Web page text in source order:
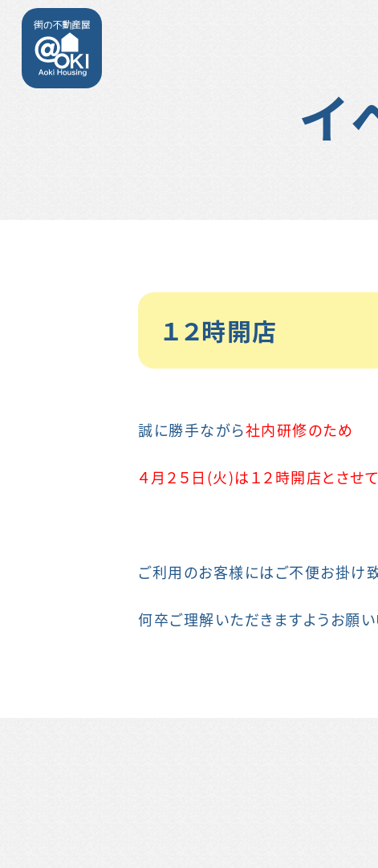
イ
１２時開店
誠に勝手ながら社内研修のため
４月２５日(火)は１２時開店とさせ
ご利用のお客様にはご不便お掛け
何卒ご理解いただきますようお願い